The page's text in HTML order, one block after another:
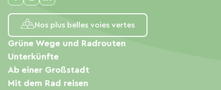
Nos plus belles voies vertes
Grüne Wege und Radrouten
Unterkünfte
Ab einer Großstadt
Mit dem Rad reisen